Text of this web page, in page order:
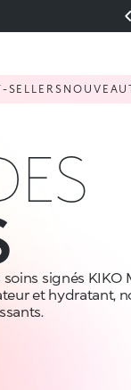
SELLERS
signés KIKO
et hydratant,